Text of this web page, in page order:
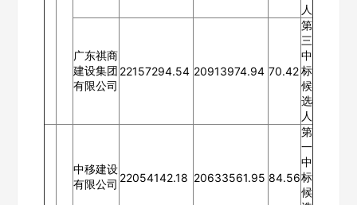
人
广东祺商
建设集团
有限公司
22157294.54 20913974.94 70.42
第
三
中
标
候
选
人
中移建设
有限公司 22054142.18 20633561.95 84.56
第
一
中
标
候
ဆ
公司名称
请选择省市